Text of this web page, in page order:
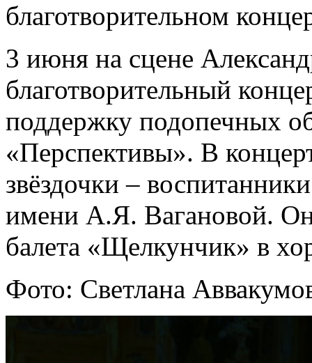
благотворительном
3 июня на сцене
благотворительный
поддержку подопечных
«Перспективы». В
звёздочки –
имени А.Я. Вагановой.
балета «Щелкунчик» в
Фото: Светлана